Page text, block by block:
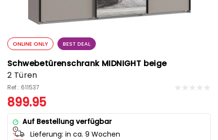
ONLINE ONLY BEST DEAL
Schwebetürenschrank MIDNIGHT beige
2 Türen
Ref.: 611537
899.95
Auf Bestellung verfügbar
Lieferung: in ca. 9 Wochen